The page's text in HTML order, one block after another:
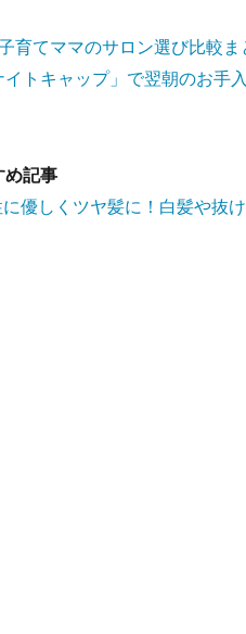
てママのサロン選び比較ま
トキャップ」で翌朝のお手
め記事
優しくツヤ髪に！白髪や抜